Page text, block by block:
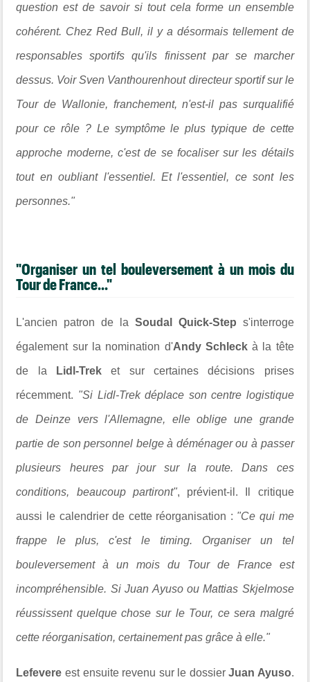
question est de savoir si tout cela forme un ensemble
cohérent. Chez Red Bull, il y a désormais tellement de
responsables sportifs qu'ils finissent par se marcher
dessus. Voir Sven Vanthourenhout directeur sportif sur le
Tour de Wallonie, franchement, n'est-il pas surqualifié
pour ce rôle ? Le symptôme le plus typique de cette
approche moderne, c'est de se focaliser sur les détails
tout en oubliant l'essentiel. Et l'essentiel, ce sont les
personnes."
"Organiser un tel bouleversement à un mois du
Tour de France..."
L'ancien patron de la Soudal Quick-Step s'interroge
également sur la nomination d'Andy Schleckà la tête
de la Lidl-Treket sur certaines décisions prises
récemment. "Si Lidl-Trek déplace son centre logistique
de Deinze vers l'Allemagne, elle oblige une grande
partie de son personnel belge à déménager ou à passer
plusieurs heures par jour sur la route. Dans ces
conditions, beaucoup partiront", prévient-il. Il critique
aussi le calendrier de cette réorganisation : "Ce qui me
frappe le plus, c'est le timing. Organiser un tel
bouleversement à un mois du Tour de France est
incompréhensible. Si Juan Ayuso ou Mattias Skjelmose
réussissent quelque chose sur le Tour, ce sera malgré
cette réorganisation, certainement pas grâce à elle."
Lefevere est ensuite revenu sur le dossierJuan Ayuso.